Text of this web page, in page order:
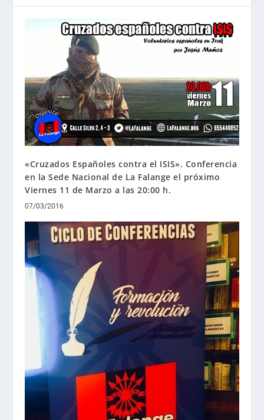
«Cruzados Españoles contra el ISIS». Conferencia
en la Sede Nacional de La Falange el próximo
Viernes 11 de Marzo a las 20:00 h.
07/03/2016